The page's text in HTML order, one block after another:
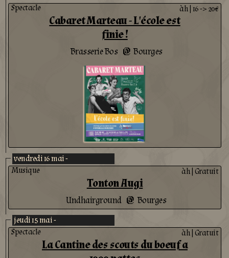
Spectacle
Cabaret Marteau - L'école est
finie !
Brasserie Bos @ Bourges
àh| 16 -> 20€
vendredi 16 mai -
Musique
Tonton Augi
Undhairground @ Bourges
àh|Gratuit
jeudi 15 mai -
Spectacle
La Cantine des scouts du boeuf a
àh|Gratuit